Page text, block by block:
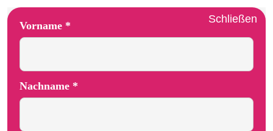
Vorname *
Nachname *
Schließen